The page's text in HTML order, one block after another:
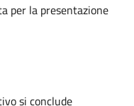
per la presentazione
si conclude